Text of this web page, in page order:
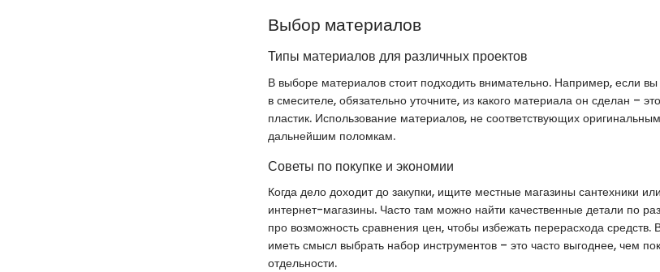
Выбор материалов
Типы материалов для различных проектов
В выборе материалов стоит подходить внимательно. Например, если
в смесителе, обязательно уточните, из какого материала он сделан –
пластик. Использование материалов, не соответствующих
дальнейшим поломкам.
Советы по покупке и экономии
Когда дело доходит до закупки, ищите местные магазины сантехники
интернет-магазины. Часто там можно найти качественные детали по
про возможность сравнения цен, чтобы избежать перерасхода средств.
иметь смысл выбрать набор инструментов – это часто выгоднее, чем
отдельности.